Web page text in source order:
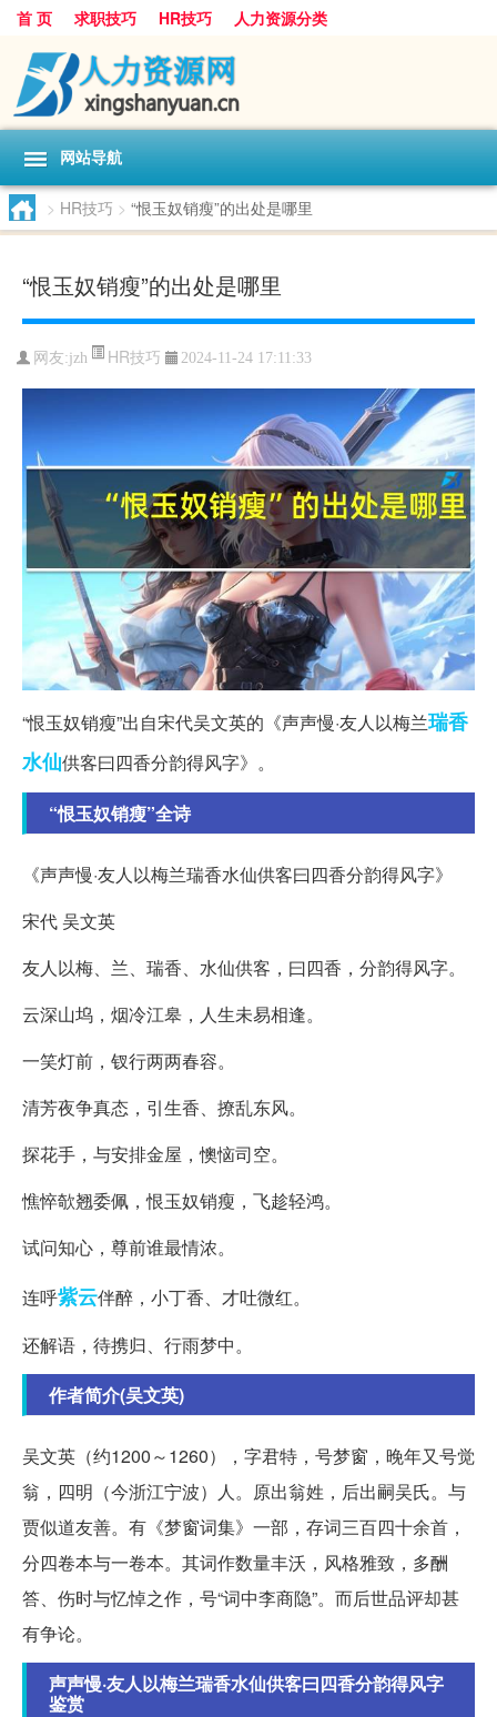
首 页 求职技巧 HR技巧 人力资源分类
网站导航
> HR技巧 > “恨玉奴销瘦”的出处是哪里
“恨玉奴销瘦”的出处是哪里
网友:jzh HR技巧 2024-11-24 17:11:33
“恨玉奴销瘦”出自宋代吴文英的《声声慢·友人以梅兰瑞香
水仙供客曰四香分韵得风字》。
“恨玉奴销瘦”全诗
《声声慢·友人以梅兰瑞香水仙供客曰四香分韵得风字》
宋代 吴文英
友人以梅、兰、瑞香、水仙供客，曰四香，分韵得风字。
云深山坞，烟冷江皋，人生未易相逢。
一笑灯前，钗行两两春容。
清芳夜争真态，引生香、撩乱东风。
探花手，与安排金屋，懊恼司空。
憔悴欹翘委佩，恨玉奴销瘦，飞趁轻鸿。
试问知心，尊前谁最情浓。
连呼紫云伴醉，小丁香、才吐微红。
还解语，待携归、行雨梦中。
作者简介(吴文英)
吴文英（约1200～1260），字君特，号梦窗，晚年又号觉
翁，四明（今浙江宁波）人。原出翁姓，后出嗣吴氏。与
贾似道友善。有《梦窗词集》一部，存词三百四十余首，
分四卷本与一卷本。其词作数量丰沃，风格雅致，多酬
答、伤时与忆悼之作，号“词中李商隐”。而后世品评却甚
有争论。
声声慢·友人以梅兰瑞香水仙供客曰四香分韵得风字
鉴赏